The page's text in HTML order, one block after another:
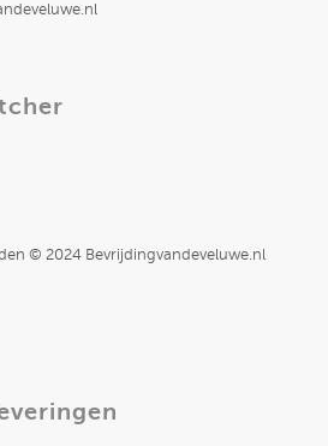
© 2024 Bevrijdingvandeveluwe.nl